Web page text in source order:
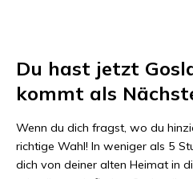
Du hast jetzt
kommt als
Wenn du dich fragst, wo du
richtige Wahl! In weniger als 5
dich von deiner alten Heimat in